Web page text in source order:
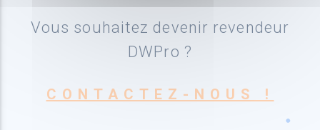
Vous souhaitez devenir revendeur
DWPro ?
CONTACTEZ-NOUS !